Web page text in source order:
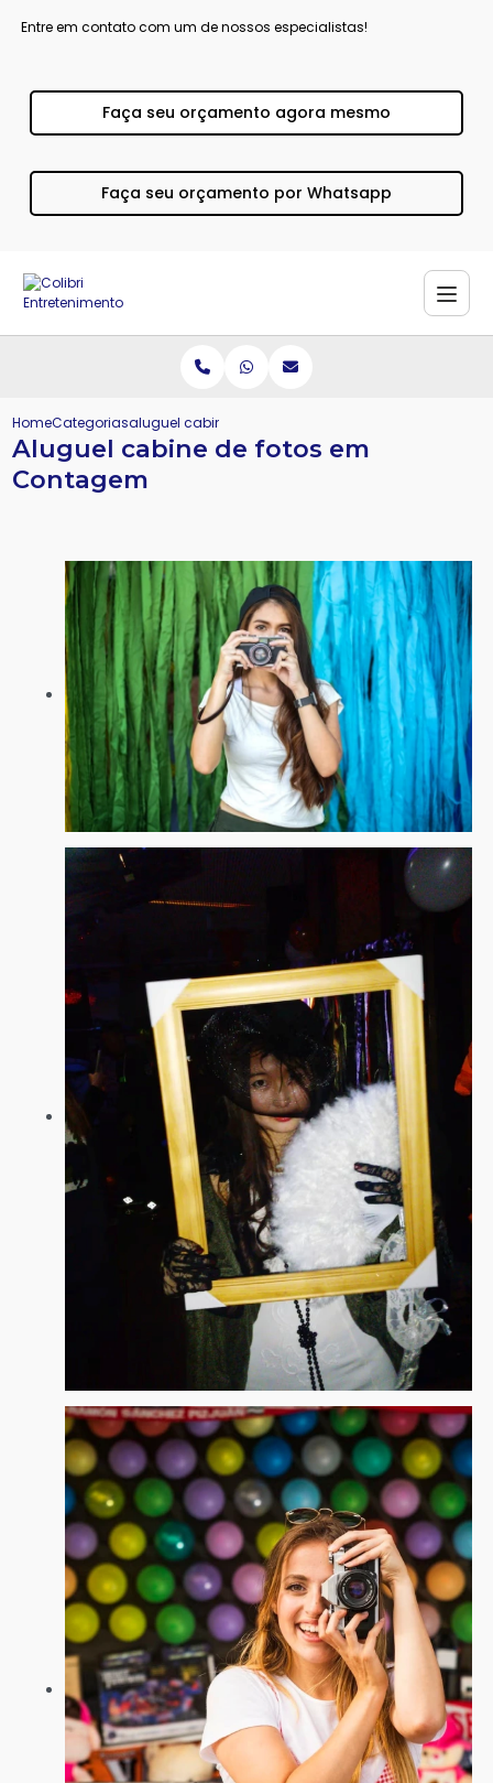
Entre em contato com um de nossos especialistas!
Faça seu orçamento agora mesmo
Faça seu orçamento por Whatsapp
HomeCategoriasaluguel cabine fotos contagem
Aluguel cabine de fotos em
Contagem